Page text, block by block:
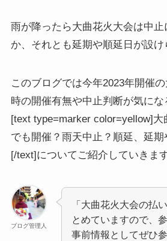
雨が降ったら大曲花火大会は中
か、それとも延期や順延日が設け
このブログでは今年2023年開催
時の開催有無や中止判断が気にな
[text type=marker color=yellow]大
でも開催？雨天中止？順延、延期
[/text]についてご紹介していきま
ブログ管理人
「大曲花火大会の払
とめていますので、
事前情報としてぜひ